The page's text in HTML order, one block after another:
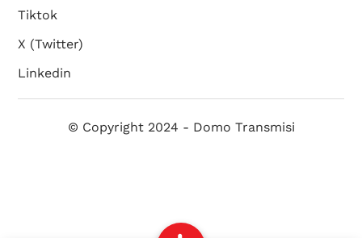
Tiktok
X (Twitter)
Linkedin
© Copyright 2024 - Domo Transmisi